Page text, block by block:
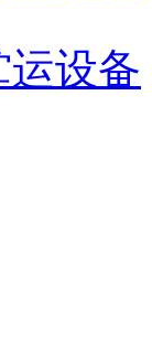
设备